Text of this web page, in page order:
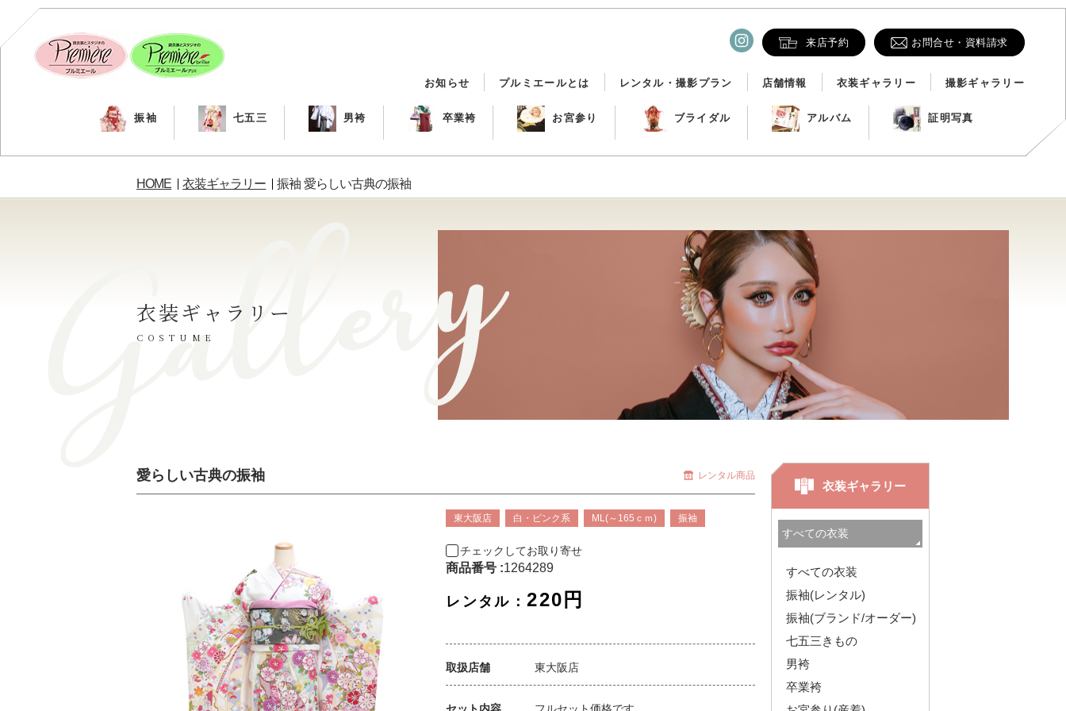
来店予約 お問合せ・資料請求
お知らせ プルミエールとは レンタル・撮影プラン 店舗情報 衣装ギャラリー 撮影ギャラリー
振袖 七五三 男袴 卒業袴 お宮参り ブライダル アルバム 証明写真
HOME 衣装ギャラリー 振袖 愛らしい古典の振袖
衣装ギャラリー
COSTUME
愛らしい古典の振袖 レンタル商品
東大阪店 白・ピンク系 ML(～165ｃｍ) 振袖
チェックしてお取り寄せ
商品番号 :1264289
レンタル：220円
取扱店舗 東大阪店
衣装ギャラリー
すべての衣装
振袖(レンタル)
振袖(ブランド/オーダー)
七五三きもの
男袴
卒業袴